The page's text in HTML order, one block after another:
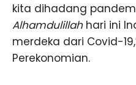
kita dihadang
Alhamdulillahhari ini
merdeka dari Covid-
Perekonomian.